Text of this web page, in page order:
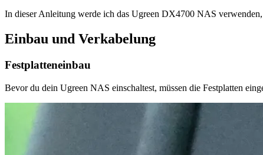
In dieser Anleitung werde ich das Ugreen DX4700 NAS
Einbau und Verkabelung
Festplatteneinbau
Bevor du dein Ugreen NAS einschaltest, müssen die Festplatten